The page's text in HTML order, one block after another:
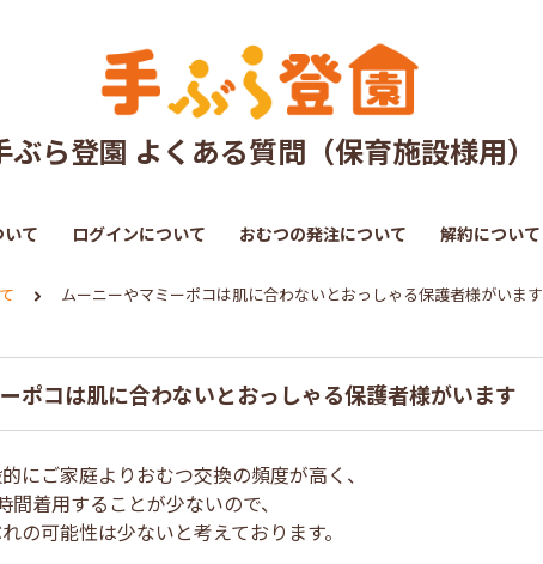
ぶら登園 よくある質問（保育施設様用）
て ログインについて おむつの発注について 解約について
ムーニーやマミーポコは肌に合わないとおっしゃる保護者様がいます
ポコは肌に合わないとおっしゃる保護者様がいます
にご家庭よりおむつ交換の頻度が高く、
間着用することが少ないので、
の可能性は少ないと考えております。